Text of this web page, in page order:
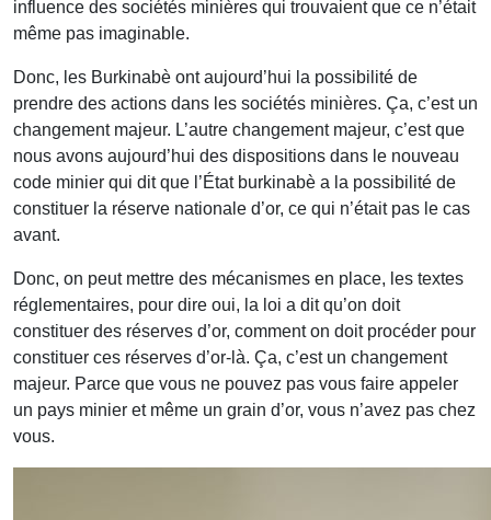
influence des sociétés minières qui trouvaient que ce n’était
même pas imaginable.
Donc, les Burkinabè ont aujourd’hui la possibilité de
prendre des actions dans les sociétés minières. Ça, c’est un
changement majeur. L’autre changement majeur, c’est que
nous avons aujourd’hui des dispositions dans le nouveau
code minier qui dit que l’État burkinabè a la possibilité de
constituer la réserve nationale d’or, ce qui n’était pas le cas
avant.
Donc, on peut mettre des mécanismes en place, les textes
réglementaires, pour dire oui, la loi a dit qu’on doit
constituer des réserves d’or, comment on doit procéder pour
constituer ces réserves d’or-là. Ça, c’est un changement
majeur. Parce que vous ne pouvez pas vous faire appeler
un pays minier et même un grain d’or, vous n’avez pas chez
vous.